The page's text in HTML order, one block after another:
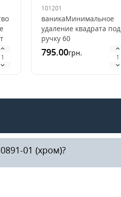
101201
ваникаМинимальное
удаление квадрата под
ручку 60
ммМаксимальное
удаление квадрата под
ручку 70 ммМатериал
795.00грн.
01 (хром)?